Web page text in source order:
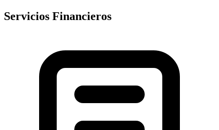
Servicios Financieros